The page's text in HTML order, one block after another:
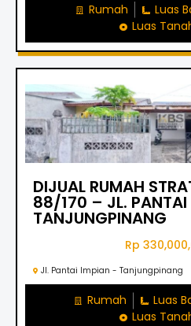
Rumah
Luas
Luas
DIJUAL RUMAH
88/170 – JL. PANTAI
TANJUNGPINANG
Rp
Jl. Pantai Impian - Tanjungpinang
Rumah
Luas
Luas